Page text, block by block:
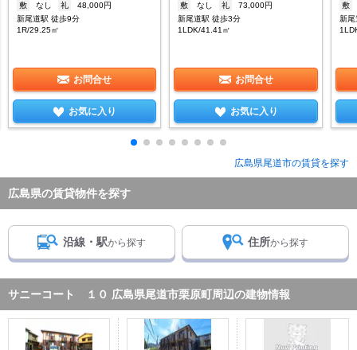
敷
なし 礼
48,000円
新尾道駅 徒歩9分
1R/29.25㎡
お問合せ
お気に入り
敷
なし 礼
73,000円
新尾道駅 徒歩3分
1LDK/41.41㎡
お問合せ
お気に入り
敷
新尾
広島県尾道市の賃貸を探す
広島県の賃貸物件を探す
沿線・駅から探す 住所から探す
サニーコート １０ 広島県尾道市栗原町周辺の建物情報